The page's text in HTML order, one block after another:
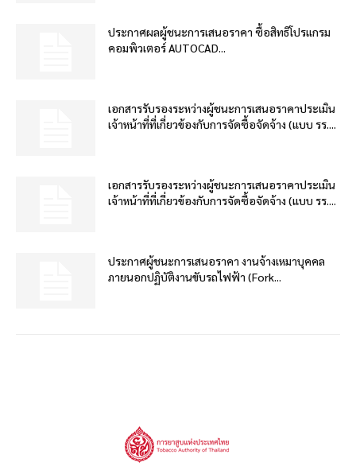
ประกาศผลผู้ชนะการเสนอราคา ซื้อสิทธิโปรแกรม
คอมพิวเตอร์ AUTOCAD...
เอกสารรับรองระหว่างผู้ชนะการเสนอราคาประเมิน
เจ้าหน้าที่ที่เกี่ยวข้องกับการจัดซื้อจัดจ้าง (แบบ รร....
เอกสารรับรองระหว่างผู้ชนะการเสนอราคาประเมิน
เจ้าหน้าที่ที่เกี่ยวข้องกับการจัดซื้อจัดจ้าง (แบบ รร....
ประกาศผู้ชนะการเสนอราคา งานจ้างเหมาบุคคล
ภายนอกปฏิบัติงานขับรถไฟฟ้า (Fork...